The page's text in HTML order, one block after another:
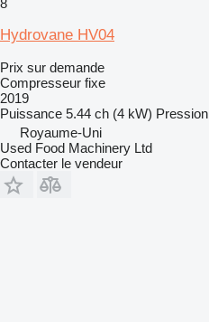
Hydrovane HV04
Prix sur demande
Compresseur fixe
2019
Puissance 5.44 ch (4 kW) Pression
Royaume-Uni
Used Food Machinery Ltd
Contacter le vendeur